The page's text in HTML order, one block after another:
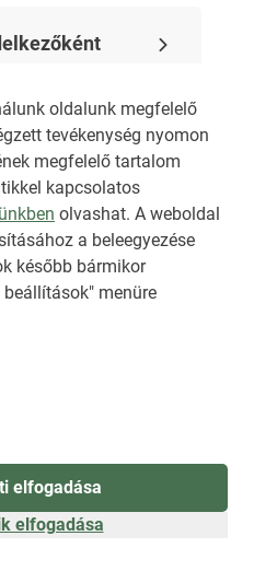
oldalunk megfelelő
tevékenység nyomon
megfelelő tartalom
kapcsolatos
olvashat. A weboldal
a beleegyezése
később bármikor
menüre
elfogadása
elfogadása
)